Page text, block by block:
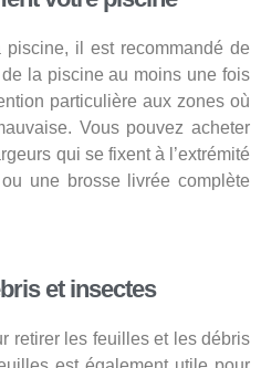
il est recommandé de
la piscine au moins une fois
particulière aux zones où
Vous pouvez acheter
qui se fixent à l’extrémité
une brosse livrée complète
et insectes
retirer les feuilles et les débris